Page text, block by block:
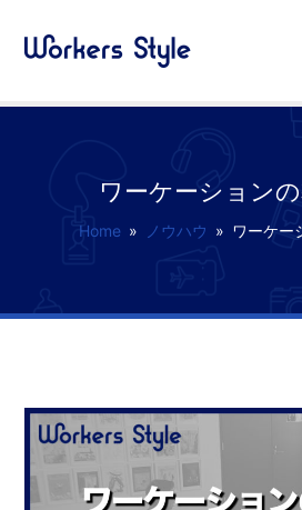
ワーケーション
Home » ノウハウ » ワーケー